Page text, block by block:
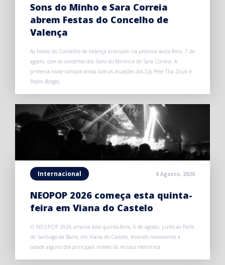
Sons do Minho e Sara Correia
abrem Festas do Concelho de
Valença
As Festas do Concelho de Valença arrancam na próxima sexta-feira, 7 de
agosto, com os concertos dos Sons do Minho e de Sara Correia. A
primeira noite contará ainda com as atuações dos DJs Pete Tha Zouk e
Pedro Borges.
Internacional 6 Agosto, 2026
NEOPOP 2026 começa esta quinta-
feira em Viana do Castelo
O NEOPOP 2026 arranca esta quinta-feira, 6 de agosto, junto ao Forte
de Santiago da Barra, em Viana do Castelo, levando novamente à
cidade alguns dos principais nomes da música eletrónica.